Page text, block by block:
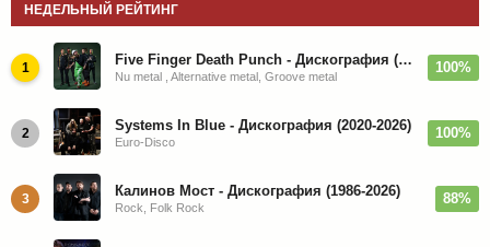
НЕДЕЛЬНЫЙ РЕЙТИНГ
1 Five Finger Death Punch - Дискография (2008-2026)
Nu metal , Alternative metal, Groove metal
100%
2 Systems In Blue - Дискография (2020-2026)
Euro-Disco
100%
3 Калинов Мост - Дискография (1986-2026)
Rock, Folk Rock
88%